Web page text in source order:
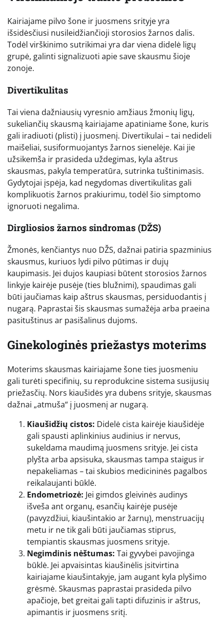
Kairiajame pilvo šone ir juosmens srityje yra
išsidėsčiusi nusileidžiančioji storosios žarnos dalis.
Todėl virškinimo sutrikimai yra dar viena didelė ligų
grupė, galinti signalizuoti apie save skausmu šioje
zonoje.
Divertikulitas
Tai viena dažniausių vyresnio amžiaus žmonių ligų,
sukeliančių skausmą kairiajame apatiniame šone, kuris
gali iradiuoti (plisti) į juosmenį. Divertikulai – tai nedideli
maišeliai, susiformuojantys žarnos sienelėje. Kai jie
užsikemša ir prasideda uždegimas, kyla aštrus
skausmas, pakyla temperatūra, sutrinka tuštinimasis.
Gydytojai įspėja, kad negydomas divertikulitas gali
komplikuotis žarnos prakiurimu, todėl šio simptomo
ignoruoti negalima.
Dirgliosios žarnos sindromas (DŽS)
Žmonės, kenčiantys nuo DŽS, dažnai patiria spazminius
skausmus, kuriuos lydi pilvo pūtimas ir dujų
kaupimasis. Jei dujos kaupiasi būtent storosios žarnos
linkyje kairėje pusėje (ties blužnimi), spaudimas gali
būti jaučiamas kaip aštrus skausmas, persiduodantis į
nugarą. Paprastai šis skausmas sumažėja arba praeina
pasituštinus ar pasišalinus dujoms.
Ginekologinės priežastys moterims
Moterims skausmas kairiajame šone ties juosmeniu
gali turėti specifinių, su reprodukcine sistema susijusių
priežasčių. Nors kiaušidės yra dubens srityje, skausmas
dažnai „atmuša“ į juosmenį ar nugarą.
Kiaušidžių cistos: Didelė cista kairėje kiaušidėje
gali spausti aplinkinius audinius ir nervus,
sukeldama maudimą juosmens srityje. Jei cista
plyšta arba apsisuka, skausmas tampa staigus ir
nepakeliamas – tai skubios medicininės pagalbos
reikalaujanti būklė.
Endometriozė: Jei gimdos gleivinės audinys
išveša ant organų, esančių kairėje pusėje
(pavyzdžiui, kiaušintakio ar žarnų), menstruacijų
metu ir ne tik gali būti jaučiamas stiprus,
tempiantis skausmas juosmens srityje.
Negimdinis nėštumas: Tai gyvybei pavojinga
būklė. Jei apvaisintas kiaušinėlis įsitvirtina
kairiajame kiaušintakyje, jam augant kyla plyšimo
grėsmė. Skausmas paprastai prasideda pilvo
apačioje, bet greitai gali tapti difuzinis ir aštrus,
apimantis ir juosmens sritį.